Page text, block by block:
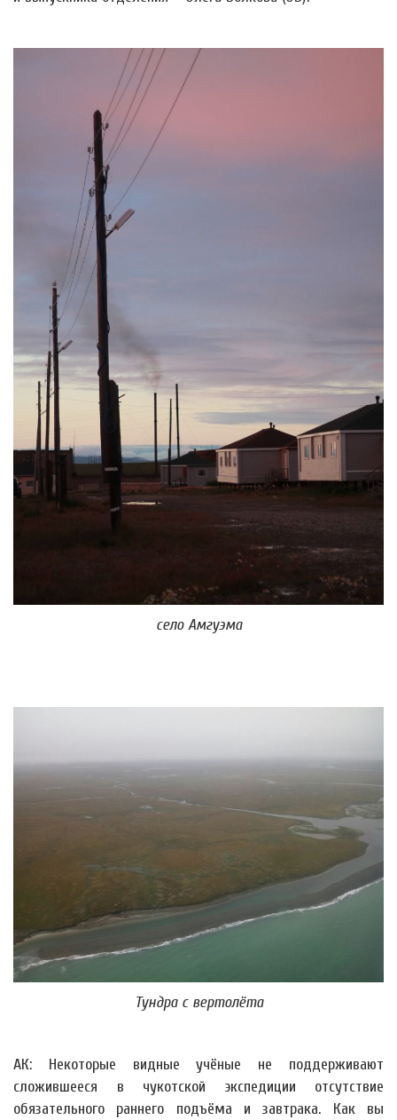
село Амгуэма
Тундра с вертолёта
АК: Некоторые видные учёные не поддерживают
сложившееся в чукотской экспедиции отсутствие
обязательного раннего подъёма и завтрака. Как вы